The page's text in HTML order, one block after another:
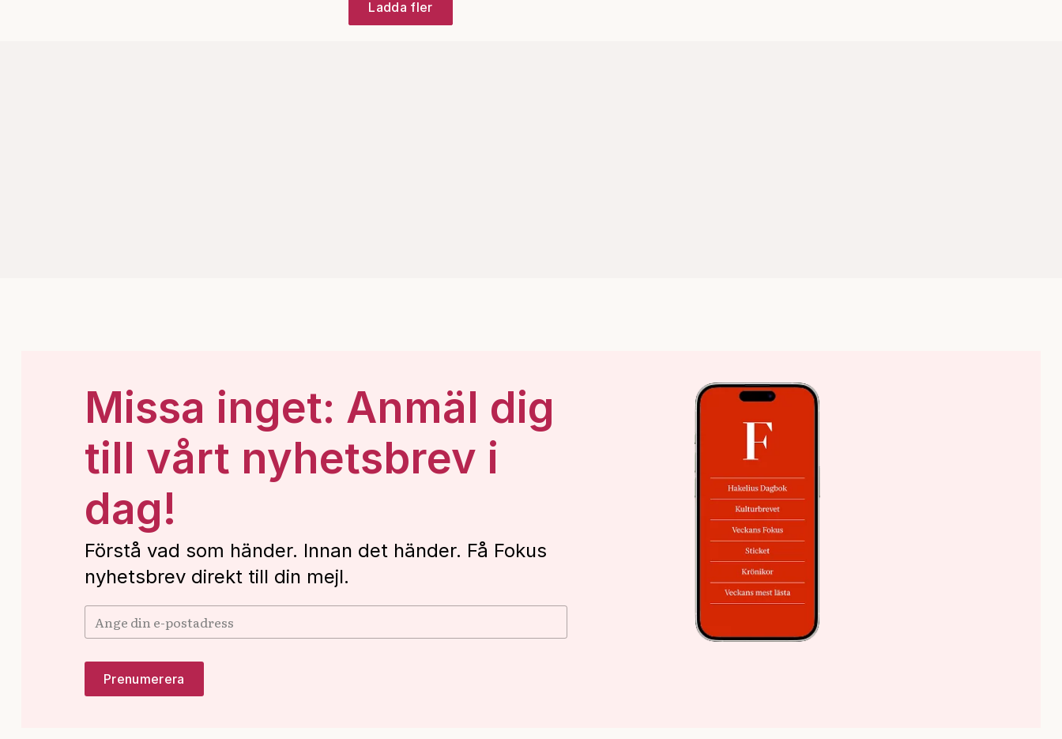
Ladda fler
Missa inget: Anmäl dig
till vårt nyhetsbrev i
dag!
Förstå vad som händer. Innan det händer. Få Fokus
nyhetsbrev direkt till din mejl.